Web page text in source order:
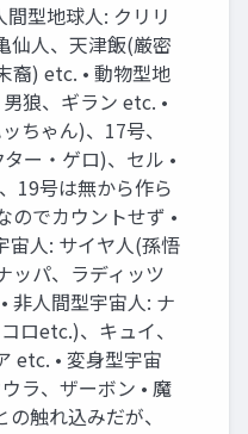
間型地球人: クリリ
仙人、天津飯(厳密
裔) etc. • 動物型地
狼、ギラン etc. •
ちゃん)、17号、
ー・ゲロ)、セル •
19号は無から作ら
のでカウントせず •
宙人: サイヤ人(孫悟
ッパ、ラディッツ
非人間型宇宙人: ナ
ロetc.)、キュイ、
etc. • 変身型宇宙
ラ、ザーボン • 魔
触れ込みだが、